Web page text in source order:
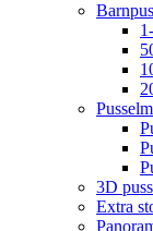
3D
Extra